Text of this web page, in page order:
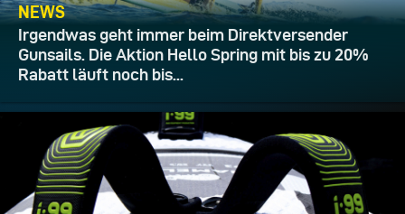
NEWS
Irgendwas geht immer beim Direktversender
Gunsails. Die Aktion Hello Spring mit bis zu 20%
Rabatt läuft noch bis...